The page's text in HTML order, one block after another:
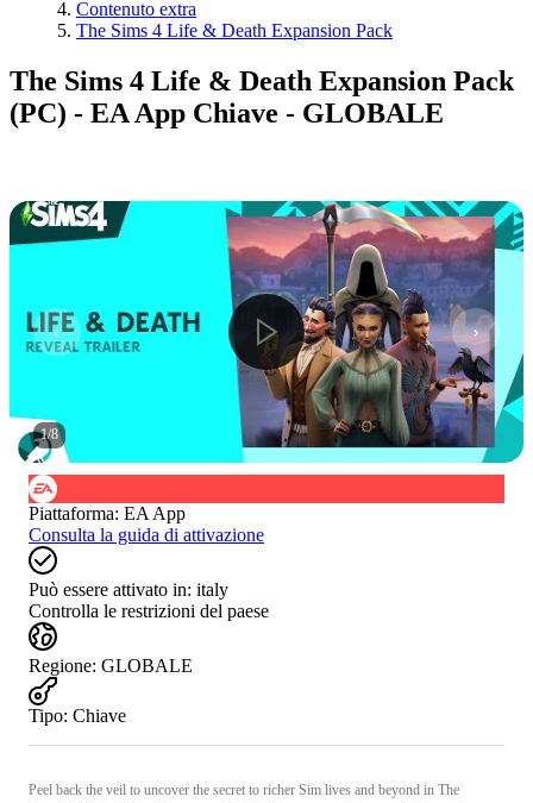
Contenuto extra
The Sims 4 Life & Death Expansion Pack
The Sims 4 Life & Death Expansion Pack
(PC) - EA App Chiave - GLOBALE
1/8
Piattaforma: EA App
Consulta la guida di attivazione
Può essere attivato in: italy
Controlla le restrizioni del paese
Regione: GLOBALE
Tipo: Chiave
Peel back the veil to uncover the secret to richer Sim lives and beyond in The